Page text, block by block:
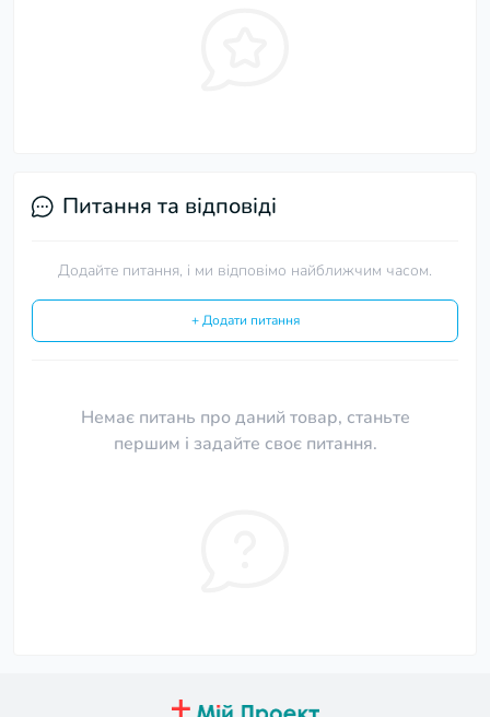
Питання та відповіді
Додайте питання, і ми відповімо найближчим часом.
+ Додати питання
Немає питань про даний товар, станьте
першим і задайте своє питання.